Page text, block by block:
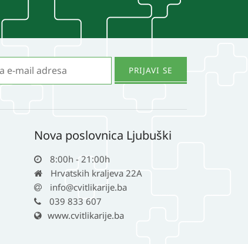
Nova poslovnica Ljubuški
8:00h - 21:00h
Hrvatskih kraljeva 22A
info@cvitlikarije.ba
039 833 607
www.cvitlikarije.ba